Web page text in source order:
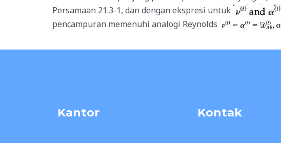
Persamaan 21.3-1, dan dengan ekspresi untuk
pencampuran memenuhi analogi Reynolds
Kantor Kontak